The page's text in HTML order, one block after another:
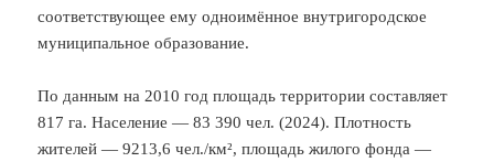
соответствующее ему одноимённое внутригородское
муниципальное образование.
По данным на 2010 год площадь территории составляет
817 га. Население — 83 390 чел. (2024). Плотность
жителей — 9213,6 чел./км², площадь жилого фонда —